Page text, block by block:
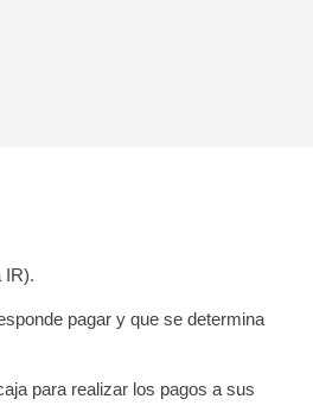
IR).
pagar y que se determina
para realizar los pagos a sus